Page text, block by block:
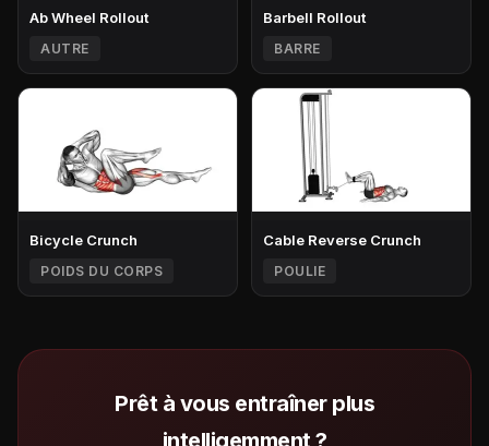
Ab Wheel Rollout
AUTRE
Barbell Rollout
BARRE
Bicycle Crunch
POIDS DU CORPS
Cable Reverse Crunch
POULIE
Prêt à vous entraîner plus
intelligemment ?